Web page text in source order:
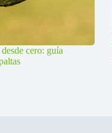
cero: guía